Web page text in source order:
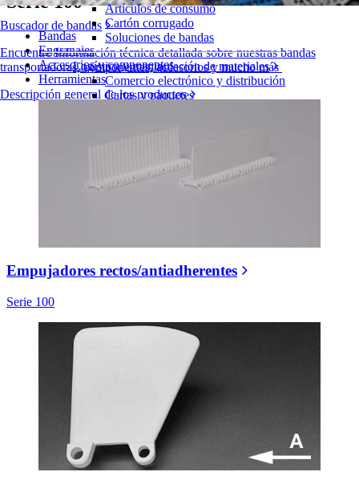
Buscador de bandas
Encuentre Información técnica detallada sobre nuestras bandas
transportadoras, componentes, accesorios y mucho más
Descripción general de los productos
Artículos de consumo
Cartón corrugado
Soluciones de bandas
Logística y manipulación de materiales
Comercio electrónico y distribución
Cartas y paquetes
Visión general de las industrias
Bandas
Engranajes
Accesorios y componentes
Herramientas
Empujadores rectos/antiadherentes
Serie 100